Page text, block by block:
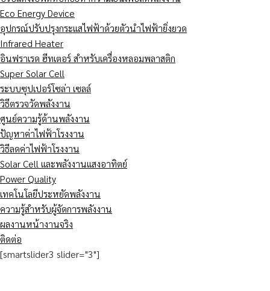
Eco Energy Device
อุปกรณ์ปรับปรุงกระแสไฟฟ้าด้วยตัวนำไฟฟ้ายิ่งยวด
Infrared Heater
อินฟราเรด ฮีทเตอร์ สำหรับเครื่องหลอมพลาสติก
Super Solar Cell
ระบบซุปเปอร์โซล่า เซลล์
วิธีตรวจวัดพลังงาน
ศูนย์ความรู้ด้านพลังงาน
ปัญหาค่าไฟฟ้าโรงงาน
วิธีลดค่าไฟฟ้าโรงงาน
Solar Cell และพลังงานแสงอาทิตย์
Power Quality
เทคโนโลยีประหยัดพลังงาน
ความรู้สำหรับผู้จัดการพลังงาน
ผลงานหน้างานจริง
ติดต่อ
[smartslider3 slider="3"]